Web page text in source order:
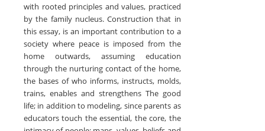
with rooted principles and values, practiced
by the family nucleus. Construction that in
this essay, is an important contribution to a
society where peace is imposed from the
home outwards, assuming education
through the nurturing contact of the home,
the bases of who informs, instructs, molds,
trains, enables and strengthens The good
life; in addition to modeling, since parents as
educators touch the essential, the core, the